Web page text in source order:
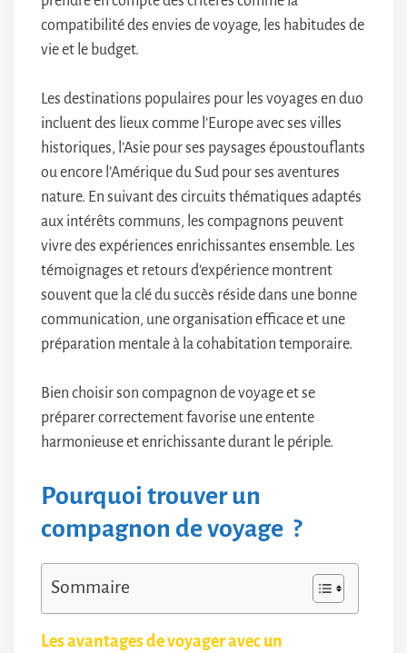
compatibilité des envies de voyage, les habitudes de
vie et le budget.
Les destinations populaires pour les voyages en duo
incluent des lieux comme l’Europe avec ses villes
historiques, l’Asie pour ses paysages époustouflants
ou encore l’Amérique du Sud pour ses aventures
nature. En suivant des circuits thématiques adaptés
aux intérêts communs, les compagnons peuvent
vivre des expériences enrichissantes ensemble. Les
témoignages et retours d’expérience montrent
souvent que la clé du succès réside dans une bonne
communication, une organisation efficace et une
préparation mentale à la cohabitation temporaire.
Bien choisir son compagnon de voyage et se
préparer correctement favorise une entente
harmonieuse et enrichissante durant le périple.
Pourquoi trouver un
compagnon de voyage ?
Sommaire
Les avantages de voyager avec un